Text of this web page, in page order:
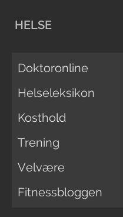
HELSE
Doktoronline
Helseleksikon
Kosthold
Trening
Velvære
Fitnessbloggen